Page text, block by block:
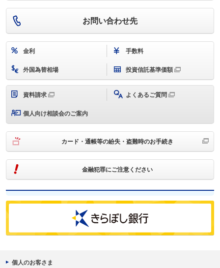
お問い合わせ先
金利 手数料
外国為替相場 投資信託基準価額
資料請求 よくあるご質問
個人向け相談会のご案内
カード・通帳等の紛失・盗難時のお手続き
金融犯罪にご注意ください
個人のお客さま